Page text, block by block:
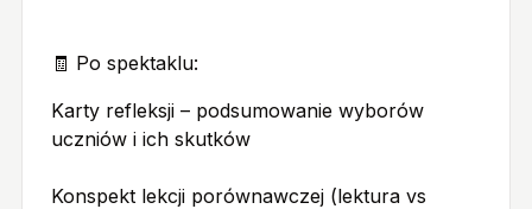
🧾 Po spektaklu:
Karty refleksji – podsumowanie wyborów
uczniów i ich skutków
Konspekt lekcji porównawczej (lektura vs